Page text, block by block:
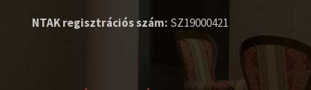
NTAK regisztrációs szám: SZ19000421